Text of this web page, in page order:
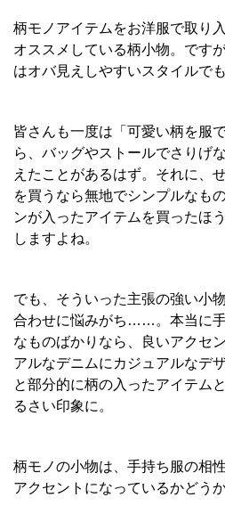
柄モノアイテムをお洋服で取り
オススメしている柄小物。です
はオバ見えしやすいスタイルで
皆さんも一度は「可愛い柄を服
ら、バッグやストールでさりげ
えたことがあるはず。それに、
を買うなら無地でシンプルなも
ンが入ったアイテムを買ったほ
しますよね。
でも、そういった主張の強い小
合わせに悩みがち……。本当に
なものばかりなら、良いアクセ
アルなデニムにカジュアルなデ
と部分的に柄の入ったアイテム
るさい印象に。
柄モノの小物は、手持ち服の相
アクセントになっているかどう